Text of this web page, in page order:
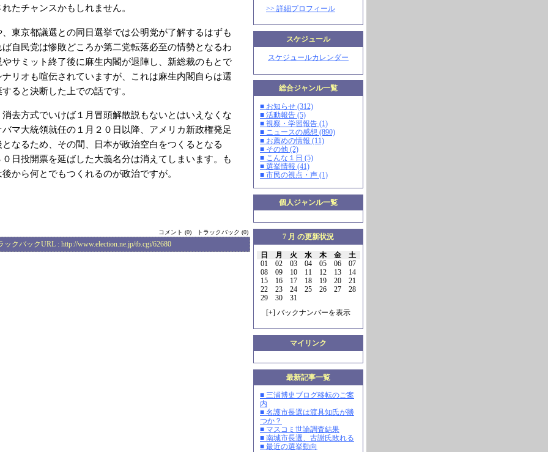
>> 詳細プロフィール
スケジュール
スケジュールカレンダー
総合ジャンル一覧
■ お知らせ (312)
■ 活動報告 (5)
■ 視察・学習報告 (1)
■ ニュースの感想 (890)
■ お薦めの情報 (11)
■ その他 (2)
■ こんな１日 (5)
■ 選挙情報 (41)
■ 市民の視点・声 (1)
個人ジャンル一覧
7 月 の更新状況
日 月 火 水 木 金
土
01
02 03 04 05 06
07
08
09 10 11 12 13
14
15
16 17 18 19 20
21
22
23 24 25 26 27
28
29
30
31
[+] バックナンバーを表示
マイリンク
最新記事一覧
■ 三浦博史ブログ移転のご案
内
■ 名護市長選は渡具知氏が勝
つか？
■ マスコミ世論調査結果
■ 南城市長選、古謝氏敗れる
■ 最近の選挙動向
たチャンスかもしれません。
東京都議選との同日選挙では公明党が了解するはずも
自民党は惨敗どころか第二党転落必至の情勢となるわ
サミット終了後に麻生内閣が退陣し、新総裁のもとで
リオも喧伝されていますが、これは麻生内閣自らは選
ると決断した上での話です。
去方式でいけば１月冒頭解散説もないとはいえなくな
マ大統領就任の１月２０日以降、アメリカ新政権発足
なるため、その間、日本が政治空白をつくるとなる
日投開票を延ばした大義名分は消えてしまいます。も
から何とでもつくれるのが政治ですが。
コメント (0) トラックバック (0)
ックバックURL : http://www.election.ne.jp/tb.cgi/62680